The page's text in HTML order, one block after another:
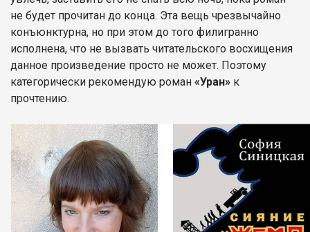
не будет прочитан до конца. Эта вещь чрезвычайно
конъюнктурна, но при этом до того филигранно
исполнена, что не вызвать читательского восхищения
данное произведение просто не может. Поэтому
категорически рекомендую роман «Уран» к
прочтению.